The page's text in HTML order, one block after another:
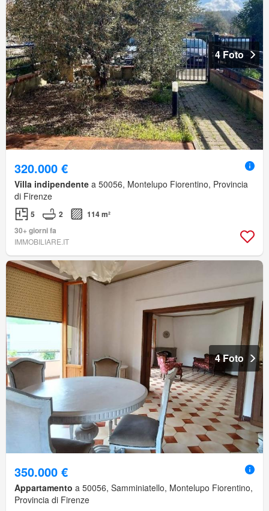
4 Foto
320.000 €
Villa indipendente a 50056, Montelupo Fiorentino, Provincia
di Firenze
5 2
114 m²
30+ giorni fa
IMMOBILIARE.IT
4 Foto
350.000 €
Appartamento a 50056, Samminiatello, Montelupo Fiorentino,
Provincia di Firenze